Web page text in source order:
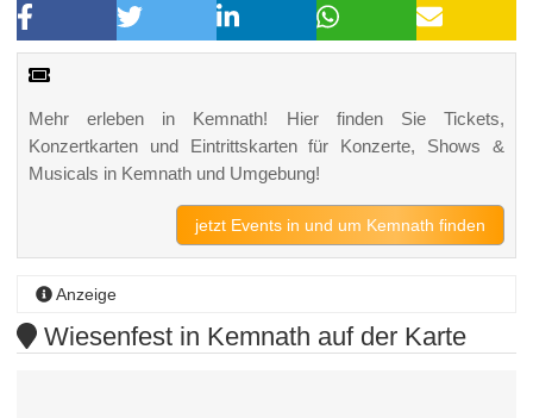
Mehr erleben in Kemnath! Hier finden Sie Tickets,
Konzertkarten und Eintrittskarten für Konzerte, Shows &
Musicals in Kemnath und Umgebung!
jetzt Events in und um Kemnath finden
Anzeige
Wiesenfest in Kemnath auf der Karte